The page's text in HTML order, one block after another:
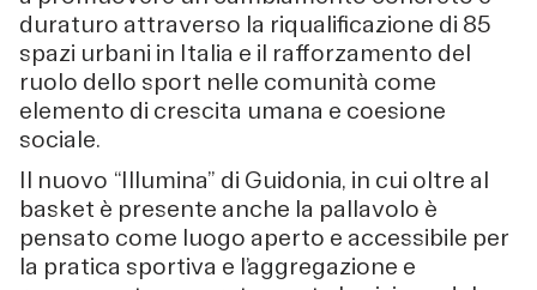
duraturo attraverso la riqualificazione di 85
spazi urbani in Italia e il rafforzamento del
ruolo dello sport nelle comunità come
elemento di crescita umana e coesione
sociale.
Il nuovo “Illumina” di Guidonia, in cui oltre al
basket è presente anche la pallavolo è
pensato come luogo aperto e accessibile per
la pratica sportiva e l’aggregazione e